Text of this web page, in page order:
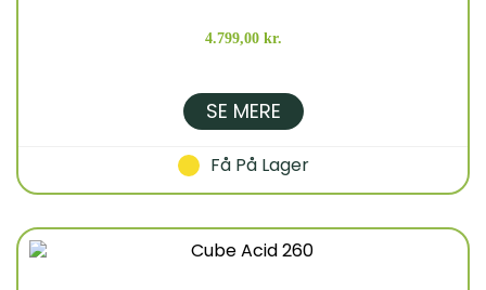
4.799,00 kr.
SE MERE
Få På Lager